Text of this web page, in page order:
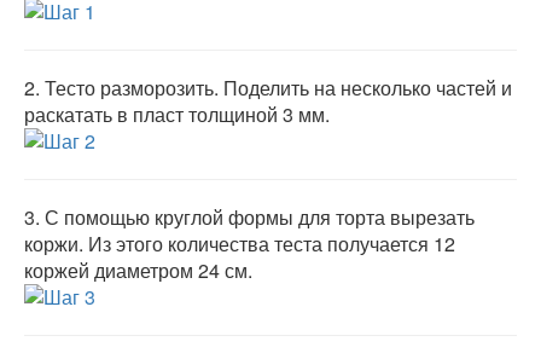
2. Тесто разморозить. Поделить на несколько частей и
раскатать в пласт толщиной 3 мм.
3. С помощью круглой формы для торта вырезать
коржи. Из этого количества теста получается 12
коржей диаметром 24 см.